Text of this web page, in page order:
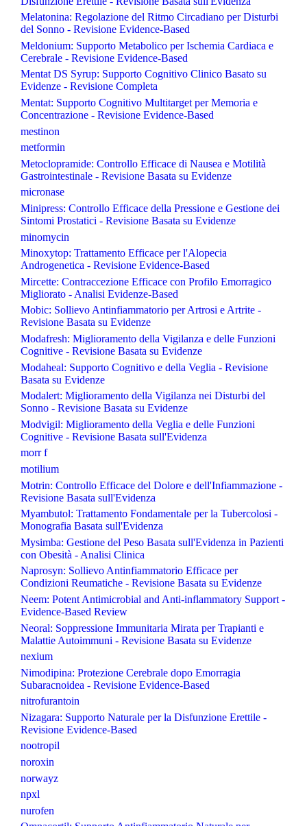
Melatonina: Regolazione del Ritmo Circadiano per Disturbi
del Sonno - Revisione Evidence-Based
Meldonium: Supporto Metabolico per Ischemia Cardiaca e
Cerebrale - Revisione Evidence-Based
Mentat DS Syrup: Supporto Cognitivo Clinico Basato su
Evidenze - Revisione Completa
Mentat: Supporto Cognitivo Multitarget per Memoria e
Concentrazione - Revisione Evidence-Based
mestinon
metformin
Metoclopramide: Controllo Efficace di Nausea e Motilità
Gastrointestinale - Revisione Basata su Evidenze
micronase
Minipress: Controllo Efficace della Pressione e Gestione dei
Sintomi Prostatici - Revisione Basata su Evidenze
minomycin
Minoxytop: Trattamento Efficace per l'Alopecia
Androgenetica - Revisione Evidence-Based
Mircette: Contraccezione Efficace con Profilo Emorragico
Migliorato - Analisi Evidenze-Based
Mobic: Sollievo Antinfiammatorio per Artrosi e Artrite -
Revisione Basata su Evidenze
Modafresh: Miglioramento della Vigilanza e delle Funzioni
Cognitive - Revisione Basata su Evidenze
Modaheal: Supporto Cognitivo e della Veglia - Revisione
Basata su Evidenze
Modalert: Miglioramento della Vigilanza nei Disturbi del
Sonno - Revisione Basata su Evidenze
Modvigil: Miglioramento della Veglia e delle Funzioni
Cognitive - Revisione Basata sull'Evidenza
morr f
motilium
Motrin: Controllo Efficace del Dolore e dell'Infiammazione -
Revisione Basata sull'Evidenza
Myambutol: Trattamento Fondamentale per la Tubercolosi -
Monografia Basata sull'Evidenza
Mysimba: Gestione del Peso Basata sull'Evidenza in Pazienti
con Obesità - Analisi Clinica
Naprosyn: Sollievo Antinfiammatorio Efficace per
Condizioni Reumatiche - Revisione Basata su Evidenze
Neem: Potent Antimicrobial and Anti-inflammatory Support -
Evidence-Based Review
Neoral: Soppressione Immunitaria Mirata per Trapianti e
Malattie Autoimmuni - Revisione Basata su Evidenze
nexium
Nimodipina: Protezione Cerebrale dopo Emorragia
Subaracnoidea - Revisione Evidence-Based
nitrofurantoin
Nizagara: Supporto Naturale per la Disfunzione Erettile -
Revisione Evidence-Based
nootropil
noroxin
norwayz
npxl
nurofen